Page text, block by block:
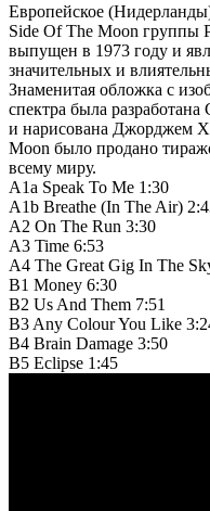
Европейское
Side Of The Moon группы
выпущен в 1973 году и
значительных и
Знаменитая обложка с
спектра была
и нарисована Джорджем
Moon было продано
всему миру.
A1a Speak To Me 1:30
A1b Breathe (In The Air)
A2 On The Run 3:30
A3 Time 6:53
A4 The Great Gig In The
B1 Money 6:30
B2 Us And Them 7:51
B3 Any Colour You Like
B4 Brain Damage 3:50
B5 Eclipse 1:45